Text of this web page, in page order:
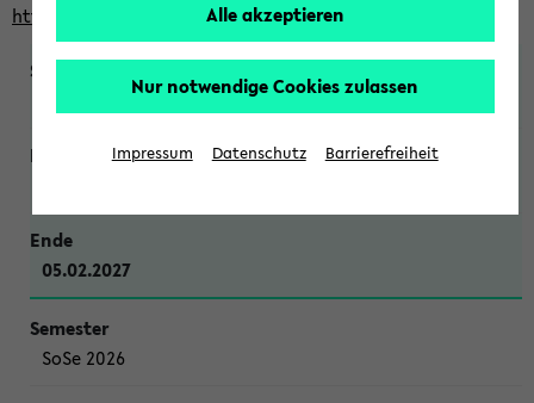
https://ekvv.uni-bielefeld.de/ws/calendar?vz
WiSe 2026/2027
05.02.2027
SoSe 2026
Alle akzeptieren
Nur notwendige Cookies zulassen
Impressum Datenschutz Barrierefreiheit